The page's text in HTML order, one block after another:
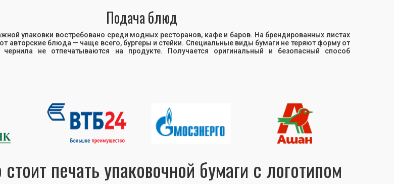
Подача блюд
упаковки востребовано среди модных ресторанов, кафе и баров. На брендированных листах
авторские блюда — чаще всего, бургеры и стейки. Специальные виды бумаги не теряют форму от
не отпечатываются на продукте. Получается оригинальный и безопасный способ
печать упаковочной бумаги с логотипом